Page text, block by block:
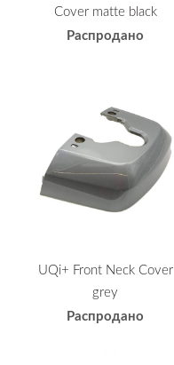
Cover matte black
Распродано
UQi+ Front Neck Cover
grey
Распродано